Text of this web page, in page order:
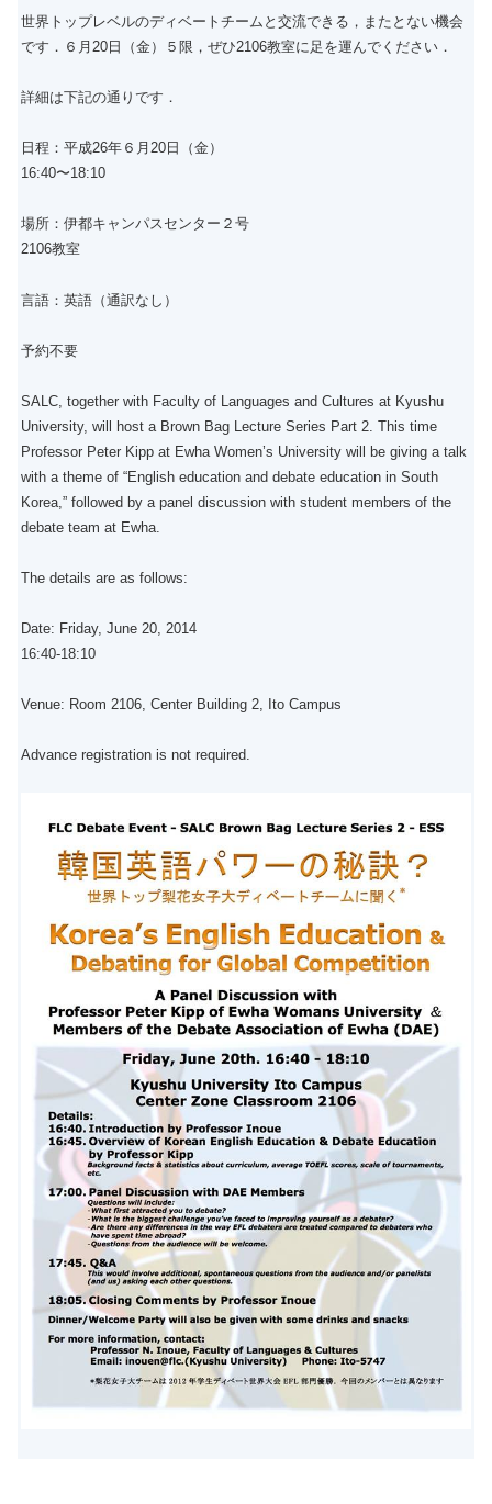
世界トップレベルのディベートチームと交流できる，またとない機会
です．６月20日（金）５限，ぜひ2106教室に足を運んでください．
詳細は下記の通りです．
日程：平成26年６月20日（金）
16:40〜18:10
場所：伊都キャンパスセンター２号
2106教室
言語：英語（通訳なし）
予約不要
SALC, together with Faculty of Languages and Cultures at Kyushu
University, will host a Brown Bag Lecture Series Part 2. This time
Professor Peter Kipp at Ewha Women’s University will be giving a talk
with a theme of “English education and debate education in South
Korea,” followed by a panel discussion with student members of the
debate team at Ewha.
The details are as follows:
Date: Friday, June 20, 2014
16:40-18:10
Venue: Room 2106, Center Building 2, Ito Campus
Advance registration is not required.